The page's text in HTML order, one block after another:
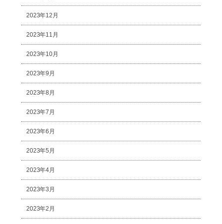
2023年12月
2023年11月
2023年10月
2023年9月
2023年8月
2023年7月
2023年6月
2023年5月
2023年4月
2023年3月
2023年2月